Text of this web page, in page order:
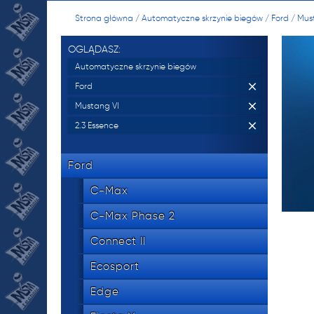
534
NR
oraz
Strona główna /Automatyczne skrzynie biegów / Ford /
OGLĄDASZ:
Automatyczne skrzynie biegów
Ford
Mustang VI
2.3 Essence
Ford
C-Max
C-Max Phase 2
Connect II
Ecosport
Edge